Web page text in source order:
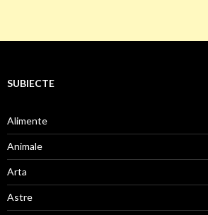
SUBIECTE
Alimente
Animale
Arta
Astre